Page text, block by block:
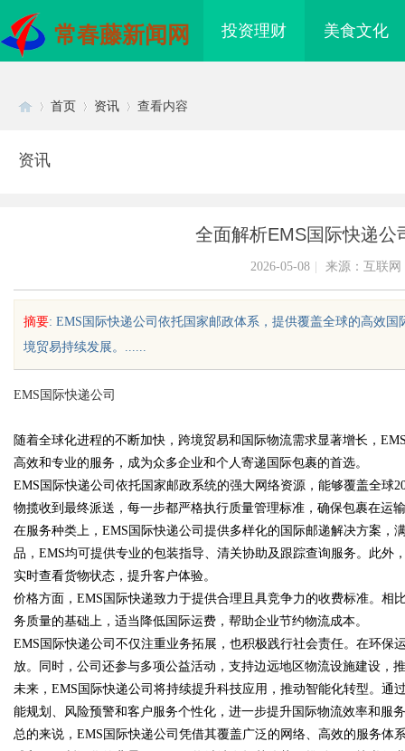
常春藤新闻网 投资理财 美食文化
uz
!
首页 资讯 查看内容
资讯
全面解析EMS国际快递公
2026-05-08 来源：互联网
摘要: EMS国际快递公司依托国家邮政体系，提供覆盖全球的高效
境贸易持续发展。......
EMS国际快递公司
随着全球化进程的不断加快，跨境贸易和国际物流需求显著增长，
高效和专业的服务，成为众多企业和个人寄递国际包裹的首选。
EMS国际快递公司依托国家邮政系统的强大网络资源，能够覆盖全球
物揽收到最终派送，每一步都严格执行质量管理标准，确保包裹在运
在服务种类上，EMS国际快递公司提供多样化的国际邮递解决方案
品，EMS均可提供专业的包装指导、清关协助及跟踪查询服务。此外
实时查看货物状态，提升客户体验。
价格方面，EMS国际快递致力于提供合理且具竞争力的收费标准。相
务质量的基础上，适当降低国际运费，帮助企业节约物流成本。
EMS国际快递公司不仅注重业务拓展，也积极践行社会责任。在环保
放。同时，公司还参与多项公益活动，支持边远地区物流设施建设，
未来，EMS国际快递公司将持续提升科技应用，推动智能化转型。通
能规划、风险预警和客户服务个性化，进一步提升国际物流效率和服
总的来说，EMS国际快递公司凭借其覆盖广泛的网络、高效的服务
配眼镜